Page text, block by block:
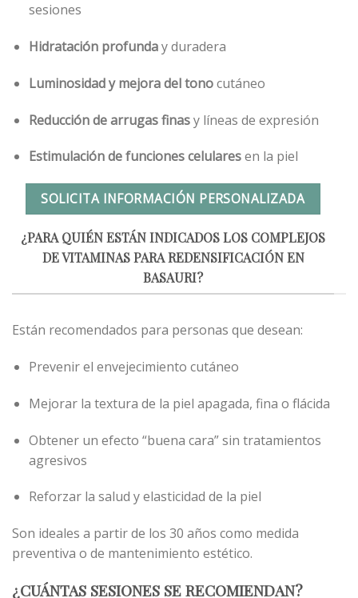
sesiones
Hidratación profunday duradera
Luminosidad y mejora del tonocutáneo
Reducción de arrugas finasy líneas de expresión
Estimulación de funciones celularesen la piel
SOLICITA INFORMACIÓN PERSONALIZADA
¿PARA QUIÉN ESTÁN INDICADOS LOS COMPLEJOS
DE VITAMINAS PARA REDENSIFICACIÓN EN
BASAURI?
Están recomendados para personas que desean:
Prevenir el envejecimiento cutáneo
Mejorar la textura de la piel apagada, fina o flácida
Obtener un efecto “buena cara” sin tratamientos
agresivos
Reforzar la salud y elasticidad de la piel
Son ideales a partir de los 30 años como medida
preventiva o de mantenimiento estético.
¿CUÁNTAS SESIONES SE RECOMIENDAN?